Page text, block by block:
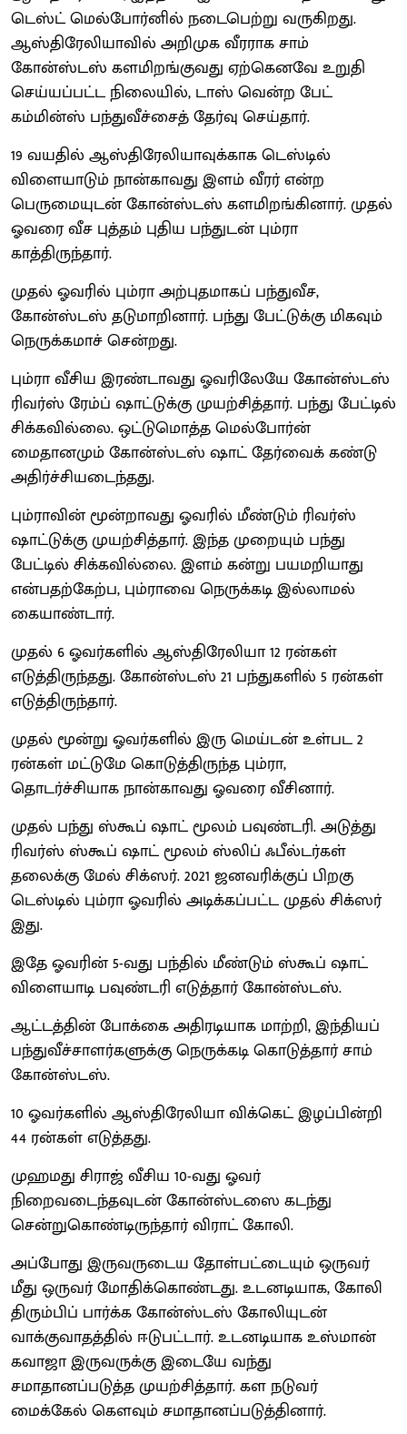
டெஸ்ட் மெல்போர்னில் நடைபெற்று வருகிறது.
ஆஸ்திரேலியாவில் அறிமுக வீரராக சாம்
கோன்ஸ்டஸ் களமிறங்குவது ஏற்கெனவே உறுதி
செய்யப்பட்ட நிலையில், டாஸ் வென்ற பேட்
கம்மின்ஸ் பந்துவீச்சைத் தேர்வு செய்தார்.
19 வயதில் ஆஸ்திரேலியாவுக்காக டெஸ்டில்
விளையாடும் நான்காவது இளம் வீரர் என்ற
பெருமையுடன் கோன்ஸ்டஸ் களமிறங்கினார். முதல்
ஓவரை வீச புத்தம் புதிய பந்துடன் பும்ரா
காத்திருந்தார்.
முதல் ஓவரில் பும்ரா அற்புதமாகப் பந்துவீச,
கோன்ஸ்டஸ் தடுமாறினார். பந்து பேட்டுக்கு மிகவும்
நெருக்கமாச் சென்றது.
பும்ரா வீசிய இரண்டாவது ஓவரிலேயே கோன்ஸ்டஸ்
ரிவர்ஸ் ரேம்ப் ஷாட்டுக்கு முயற்சித்தார். பந்து பேட்டில்
சிக்கவில்லை. ஒட்டுமொத்த மெல்போர்ன்
மைதானமும் கோன்ஸ்டஸ் ஷாட் தேர்வைக் கண்டு
அதிர்ச்சியடைந்தது.
பும்ராவின் மூன்றாவது ஓவரில் மீண்டும் ரிவர்ஸ்
ஷாட்டுக்கு முயற்சித்தார். இந்த முறையும் பந்து
பேட்டில் சிக்கவில்லை. இளம் கன்று பயமறியாது
என்பதற்கேற்ப, பும்ராவை நெருக்கடி இல்லாமல்
கையாண்டார்.
முதல் 6 ஓவர்களில் ஆஸ்திரேலியா 12 ரன்கள்
எடுத்திருந்தது. கோன்ஸ்டஸ் 21 பந்துகளில் 5 ரன்கள்
எடுத்திருந்தார்.
முதல் மூன்று ஓவர்களில் இரு மெய்டன் உள்பட 2
ரன்கள் மட்டுமே கொடுத்திருந்த பும்ரா,
தொடர்ச்சியாக நான்காவது ஓவரை வீசினார்.
முதல் பந்து ஸ்கூப் ஷாட் மூலம் பவுண்டரி. அடுத்து
ரிவர்ஸ் ஸ்கூப் ஷாட் மூலம் ஸ்லிப் ஃபீல்டர்கள்
தலைக்கு மேல் சிக்ஸர். 2021 ஜனவரிக்குப் பிறகு
டெஸ்டில் பும்ரா ஓவரில் அடிக்கப்பட்ட முதல் சிக்ஸர்
இது.
இதே ஓவரின் 5-வது பந்தில் மீண்டும் ஸ்கூப் ஷாட்
விளையாடி பவுண்டரி எடுத்தார் கோன்ஸ்டஸ்.
ஆட்டத்தின் போக்கை அதிரடியாக மாற்றி, இந்தியப்
பந்துவீச்சாளர்களுக்கு நெருக்கடி கொடுத்தார் சாம்
கோன்ஸ்டஸ்.
10 ஓவர்களில் ஆஸ்திரேலியா விக்கெட் இழப்பின்றி
44 ரன்கள் எடுத்தது.
முஹமது சிராஜ் வீசிய 10-வது ஓவர்
நிறைவடைந்தவுடன் கோன்ஸ்டஸை கடந்து
சென்றுகொண்டிருந்தார் விராட் கோலி.
அப்போது இருவருடைய தோள்பட்டையும் ஒருவர்
மீது ஒருவர் மோதிக்கொண்டது. உடனடியாக, கோலி
திரும்பிப் பார்க்க கோன்ஸ்டஸ் கோலியுடன்
வாக்குவாதத்தில் ஈடுபட்டார். உடனடியாக உஸ்மான்
கவாஜா இருவருக்கு இடையே வந்து
சமாதானப்படுத்த முயற்சித்தார். கள நடுவர்
மைக்கேல் கௌவும் சமாதானப்படுத்தினார்.